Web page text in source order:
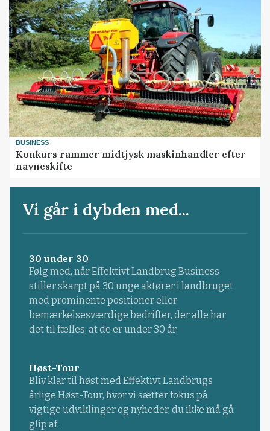
BUSINESS
Konkurs rammer midtjysk maskinhandler efter
navneskifte
Vi går i dybden med...
30 under 30
Følg med, når Effektivt Landbrug Business
stiller skarpt på 30 unge aktører i landbruget
med prominente positioner eller
bemærkelsesværdige bedrifter, der alle har
det til fælles, at de er under 30 år.
Høst-Tour
Bliv klar til høst med Effektivt Landbrugs
årlige Høst-Tour, hvor vi sætter fokus på
vigtige udviklinger og nyheder, du ikke må gå
glip af.